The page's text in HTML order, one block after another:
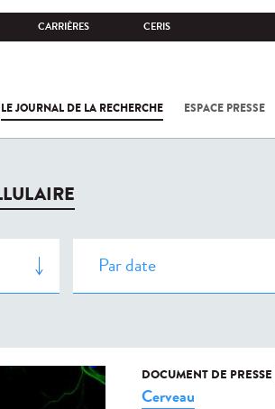
CARRIÈRES CERIS
LE JOURNAL DE LA RECHERCHE ESPACE PRESSE
DOCUMENT DE PRESSE
Cerveau